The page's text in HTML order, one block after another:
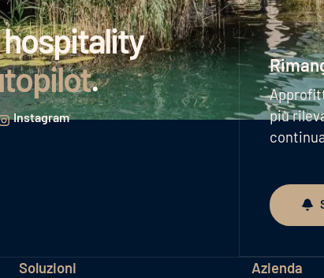
.
Instagram
più
Si
Soluzioni Azienda